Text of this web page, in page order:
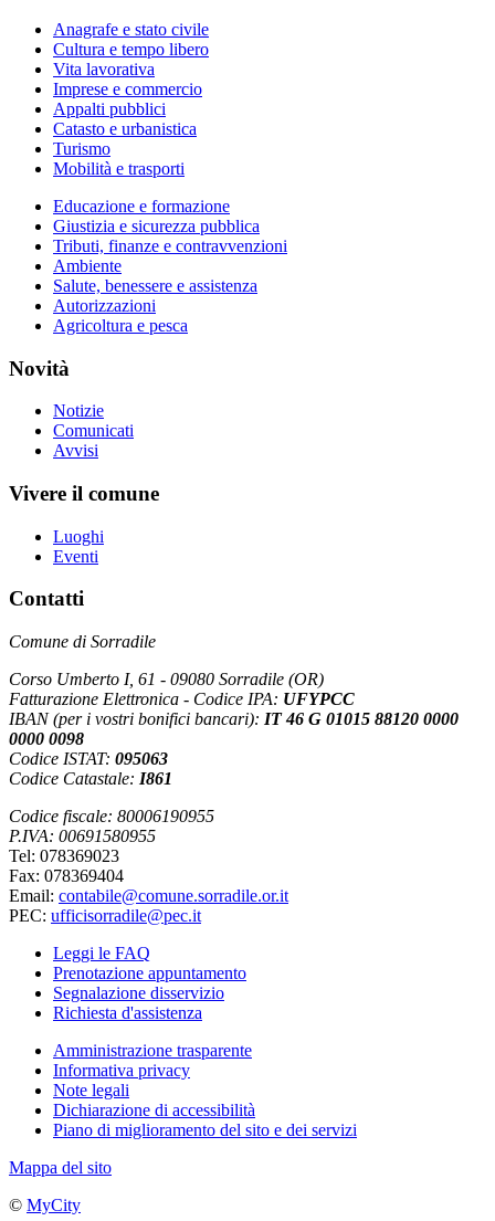
Anagrafe e stato civile
Cultura e tempo libero
Vita lavorativa
Imprese e commercio
Appalti pubblici
Catasto e urbanistica
Turismo
Mobilità e trasporti
Educazione e formazione
Giustizia e sicurezza pubblica
Tributi, finanze e contravvenzioni
Ambiente
Salute, benessere e assistenza
Autorizzazioni
Agricoltura e pesca
Novità
Notizie
Comunicati
Avvisi
Vivere il comune
Luoghi
Eventi
Contatti
Comune di Sorradile
Corso Umberto I, 61 - 09080 Sorradile (OR)
Fatturazione Elettronica - Codice IPA: UFYPCC
IBAN (per i vostri bonifici bancari): IT 46 G 01015 88120 0000
0000 0098
Codice ISTAT: 095063
Codice Catastale: I861
Codice fiscale: 80006190955
P.IVA: 00691580955
Tel: 078369023
Fax: 078369404
Email: contabile@comune.sorradile.or.it
PEC: ufficisorradile@pec.it
Leggi le FAQ
Prenotazione appuntamento
Segnalazione disservizio
Richiesta d'assistenza
Amministrazione trasparente
Informativa privacy
Note legali
Dichiarazione di accessibilità
Piano di miglioramento del sito e dei servizi
Mappa del sito
© MyCity